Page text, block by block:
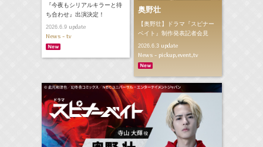
『今夜もシリアルキラーと待
ち合わせ』出演決定！
2026.6.9update
News - tv
奥野壮
【奥野壮】ドラマ『スピナー
ベイト』制作発表記者会見
2026.6.3update
News - pickup,event,tv